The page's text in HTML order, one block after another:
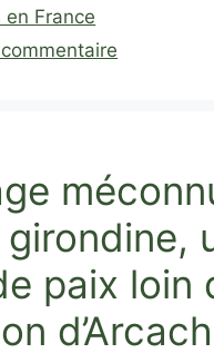
en France
paix loin